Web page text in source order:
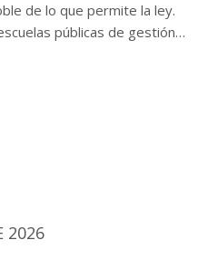
de lo que permite la ley.
públicas de gestión…
2026